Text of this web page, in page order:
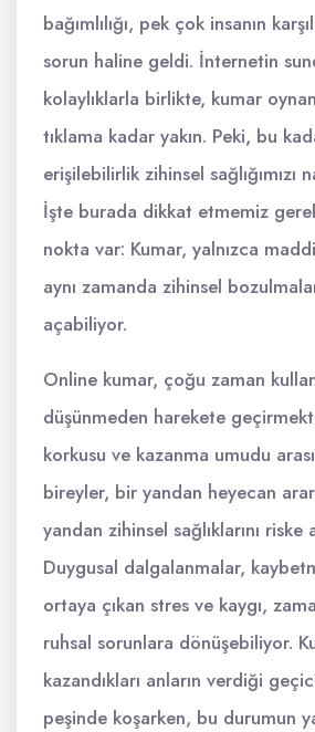
bağımlılığı, pek çok insanın
sorun haline geldi. İnternetin
kolaylıklarla birlikte, kumar
tıklama kadar yakın. Peki, bu
erişilebilirlik zihinsel sağlığımızı
İşte burada dikkat etmemiz
nokta var: Kumar, yalnızca
aynı zamanda zihinsel
açabiliyor.
Online kumar, çoğu zaman
düşünmeden harekete
korkusu ve kazanma umudu
bireyler, bir yandan heyecan
yandan zihinsel sağlıklarını riske
Duygusal dalgalanmalar,
ortaya çıkan stres ve kaygı,
ruhsal sorunlara dönüşebiliyor.
kazandıkları anların verdiği
peşinde koşarken, bu durumun